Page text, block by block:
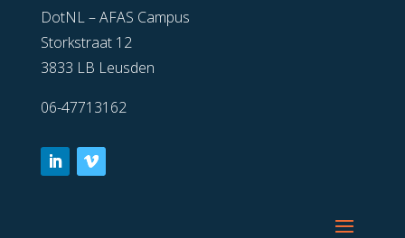
DotNL – AFAS Campus
Storkstraat 12
3833 LB Leusden
06-47713162